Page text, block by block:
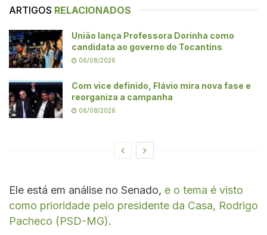
ARTIGOS RELACIONADOS
União lança Professora Dorinha como
candidata ao governo do Tocantins
06/08/2026
Com vice definido, Flávio mira nova fase e
reorganiza a campanha
06/08/2026
Ele está em análise no Senado, e o tema é visto
como prioridade pelo presidente da Casa, Rodrigo
Pacheco (PSD-MG).